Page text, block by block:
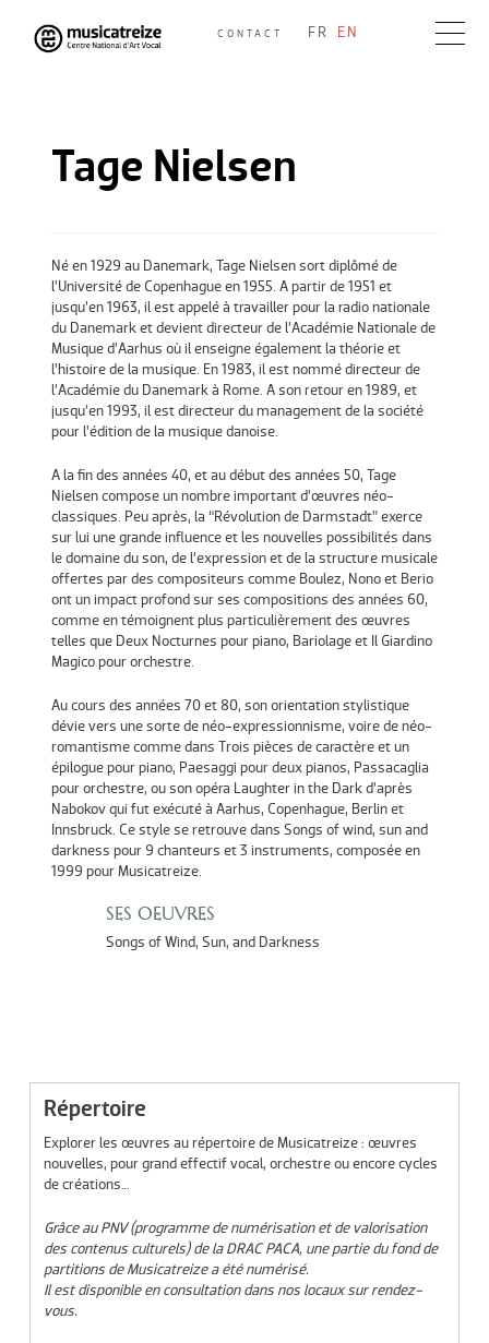
Skip
to
CONTACT FR EN
Tage Nielsen
Né en 1929 au Danemark, Tage Nielsen sort diplômé de
l’Université de Copenhague en 1955. A partir de 1951 et
jusqu’en 1963, il est appelé à travailler pour la radio nationale
du Danemark et devient directeur de l’Académie Nationale de
Musique d’Aarhus où il enseigne également la théorie et
l’histoire de la musique. En 1983, il est nommé directeur de
l’Académie du Danemark à Rome. A son retour en 1989, et
jusqu’en 1993, il est directeur du management de la société
pour l’édition de la musique danoise.
A la fin des années 40, et au début des années 50, Tage
Nielsen compose un nombre important d’œuvres néo-
classiques. Peu après, la “Révolution de Darmstadt” exerce
sur lui une grande influence et les nouvelles possibilités dans
le domaine du son, de l’expression et de la structure musicale
offertes par des compositeurs comme Boulez, Nono et Berio
ont un impact profond sur ses compositions des années 60,
comme en témoignent plus particulièrement des œuvres
telles que Deux Nocturnes pour piano, Bariolage et Il Giardino
Magico pour orchestre.
Au cours des années 70 et 80, son orientation stylistique
dévie vers une sorte de néo-expressionnisme, voire de néo-
romantisme comme dans Trois pièces de caractère et un
épilogue pour piano, Paesaggi pour deux pianos, Passacaglia
pour orchestre, ou son opéra Laughter in the Dark d’après
Nabokov qui fut exécuté à Aarhus, Copenhague, Berlin et
Innsbruck. Ce style se retrouve dans Songs of wind, sun and
darkness pour 9 chanteurs et 3 instruments, composée en
1999 pour Musicatreize.
SES OEUVRES
Songs of Wind, Sun, and Darkness
Répertoire
Explorer les œuvres au répertoire de Musicatreize : œuvres
nouvelles, pour grand effectif vocal, orchestre ou encore cycles
de créations…
Grâce au PNV (programme de numérisation et de valorisation
des contenus culturels) de la DRAC PACA, une partie du fond de
partitions de Musicatreize a été numérisé.
Il est disponible en consultation dans nos locaux sur rendez-
vous.